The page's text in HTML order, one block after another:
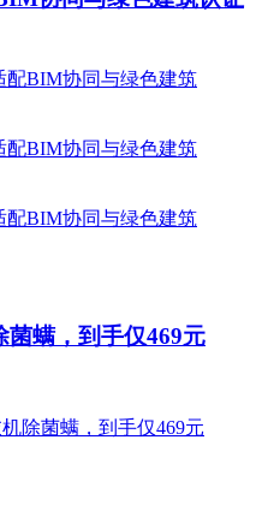
菌螨，到手仅469元